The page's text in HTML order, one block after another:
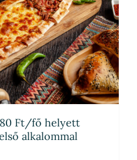
Ft/fő helyett
alkalommal